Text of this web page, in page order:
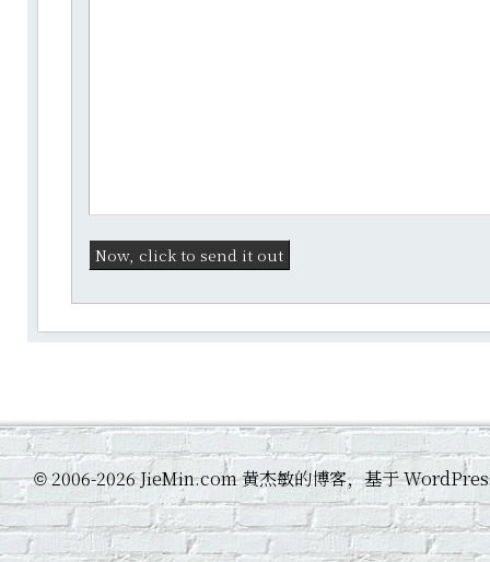
©2006-2026 JieMin.com 黄杰敏的博客，基于